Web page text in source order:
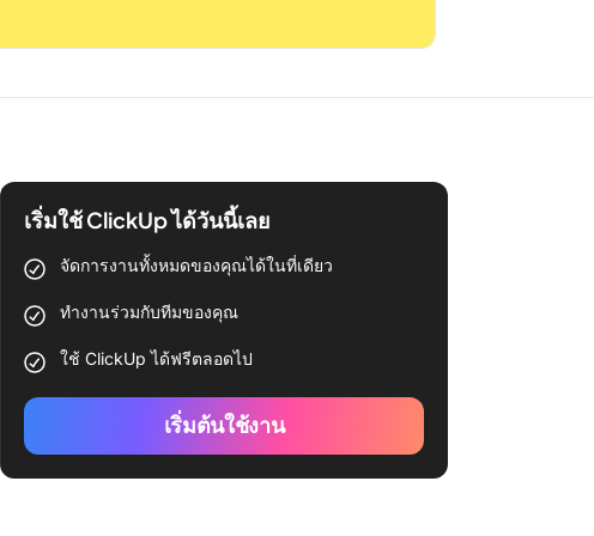
เริ่มใช้ ClickUp ได้วันนี้เลย
จัดการงานทั้งหมดของคุณได้ในที่เดียว
ทำงานร่วมกับทีมของคุณ
ใช้ ClickUp ได้ฟรีตลอดไป
เริ่มต้นใช้งาน